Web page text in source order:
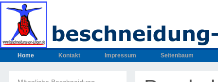
Home Kontakt Impressum Seitenbaum